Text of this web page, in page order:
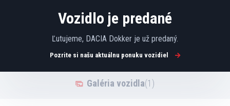
Vozidlo je predané
Ľutujeme, DACIA Dokker je už predaný.
Pozrite si našu aktuálnu ponuku vozidiel
Galéria vozidla(1)